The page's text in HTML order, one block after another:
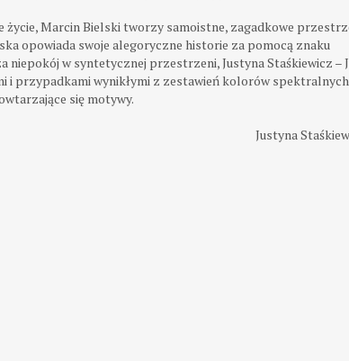
Marcin Bielski tworzy samoistne, zagadkowe
opowiada swoje alegoryczne historie za pomocą znaku
w syntetycznej przestrzeni, Justyna Staśkiewicz –
i przypadkami wynikłymi z zestawień kolorów
się motywy.
Justyna